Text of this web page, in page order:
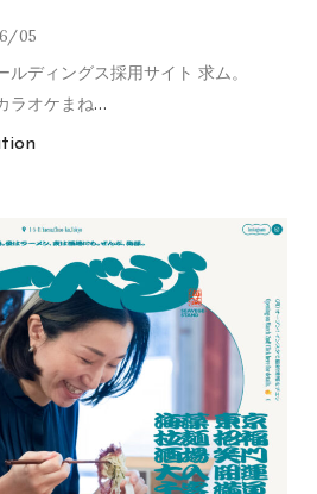
05
ディングス採用サイト 求ム。
ラオケまね…